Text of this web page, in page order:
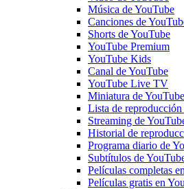
Música de YouTube
Canciones de
Shorts de YouTube
YouTube Premium
YouTube Kids
Canal de YouTube
YouTube Live TV
Miniatura de YouTube
Lista de
Streaming de
Historial de
Programa diario de
Subtítulos de
Películas completas
Películas gratis en